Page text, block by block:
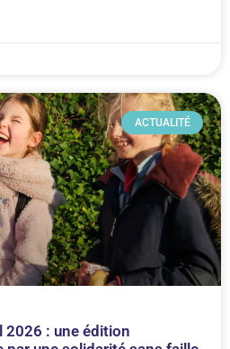
ACTUALITÉ
2026 : une édition